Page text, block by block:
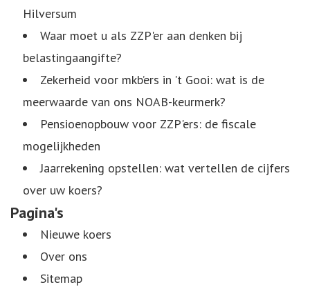
Hilversum
Waar moet u als ZZP'er aan denken bij
belastingaangifte?
Zekerheid voor mkb’ers in 't Gooi: wat is de
meerwaarde van ons NOAB-keurmerk?
Pensioenopbouw voor ZZP'ers: de fiscale
mogelijkheden
Jaarrekening opstellen: wat vertellen de cijfers
over uw koers?
Pagina's
Nieuwe koers
Over ons
Sitemap